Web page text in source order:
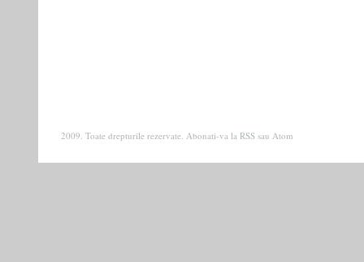
2009. Toate drepturile rezervate. Abonati-va la RSS sau Atom